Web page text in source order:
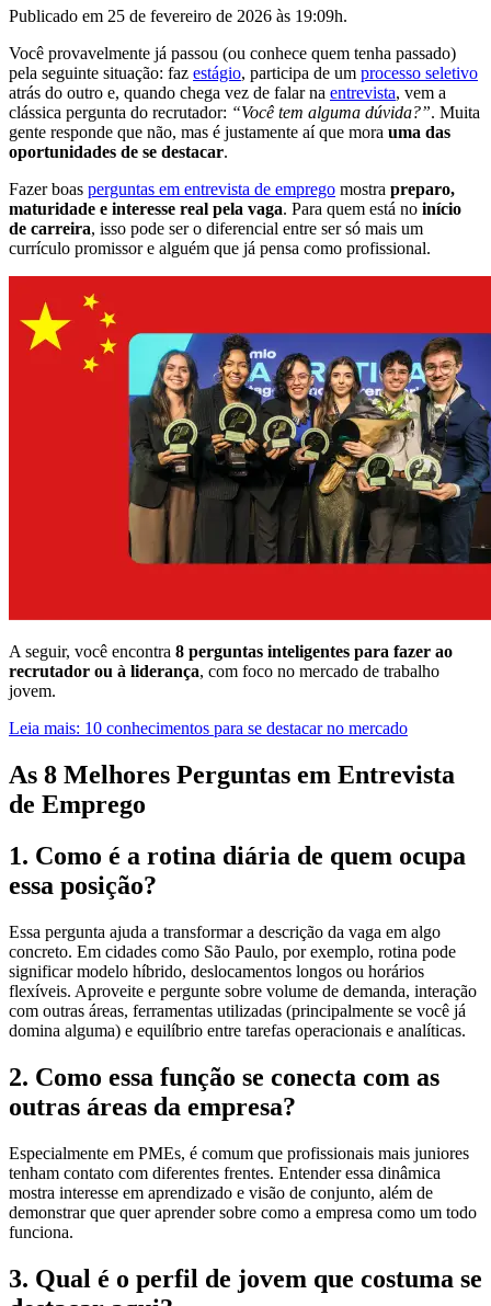
Publicado em 25 de fevereiro de 2026 às 19:09h.
Você provavelmente já passou (ou conhece quem tenha passado)
pela seguinte situação: faz estágio, participa de um processo seletivo
atrás do outro e, quando chega vez de falar na entrevista, vem a
clássica pergunta do recrutador: “Você tem alguma dúvida?”. Muita
gente responde que não, mas é justamente aí que mora uma das
oportunidades de se destacar.
Fazer boas perguntas em entrevista de emprego mostra preparo,
maturidade e interesse real pela vaga. Para quem está no início
de carreira, isso pode ser o diferencial entre ser só mais um
currículo promissor e alguém que já pensa como profissional.
A seguir, você encontra 8 perguntas inteligentes para fazer ao
recrutador ou à liderança, com foco no mercado de trabalho
jovem.
Leia mais: 10 conhecimentos para se destacar no mercado
As 8 Melhores Perguntas em Entrevista
de Emprego
1. Como é a rotina diária de quem ocupa
essa posição?
Essa pergunta ajuda a transformar a descrição da vaga em algo
concreto. Em cidades como São Paulo, por exemplo, rotina pode
significar modelo híbrido, deslocamentos longos ou horários
flexíveis. Aproveite e pergunte sobre volume de demanda, interação
com outras áreas, ferramentas utilizadas (principalmente se você já
domina alguma) e equilíbrio entre tarefas operacionais e analíticas.
2. Como essa função se conecta com as
outras áreas da empresa?
Especialmente em PMEs, é comum que profissionais mais juniores
tenham contato com diferentes frentes. Entender essa dinâmica
mostra interesse em aprendizado e visão de conjunto, além de
demonstrar que quer aprender sobre como a empresa como um todo
funciona.
3. Qual é o perfil de jovem que costuma se